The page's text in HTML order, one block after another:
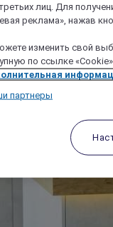
лиц. Для
реклама», нажав
изменить свой
по ссылке
партнеры